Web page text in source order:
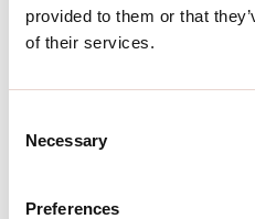
provided to them or that
of their services.
Selection
Necessary
Preferences
EXTRACTO DEL
INSTRUCCIONES DE